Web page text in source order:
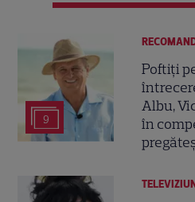
9
Poftiți
Albu,
în